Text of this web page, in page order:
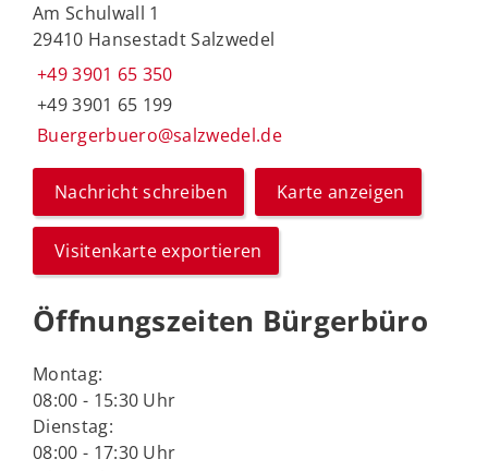
Am Schulwall 1
29410 Hansestadt Salzwedel
+49 3901 65 350
+49 3901 65 199
Buergerbuero@salzwedel.de
Nachricht schreiben Karte anzeigen
Visitenkarte exportieren
Öffnungszeiten Bürgerbüro
Montag:
08:00 - 15:30 Uhr
Dienstag:
08:00 - 17:30 Uhr